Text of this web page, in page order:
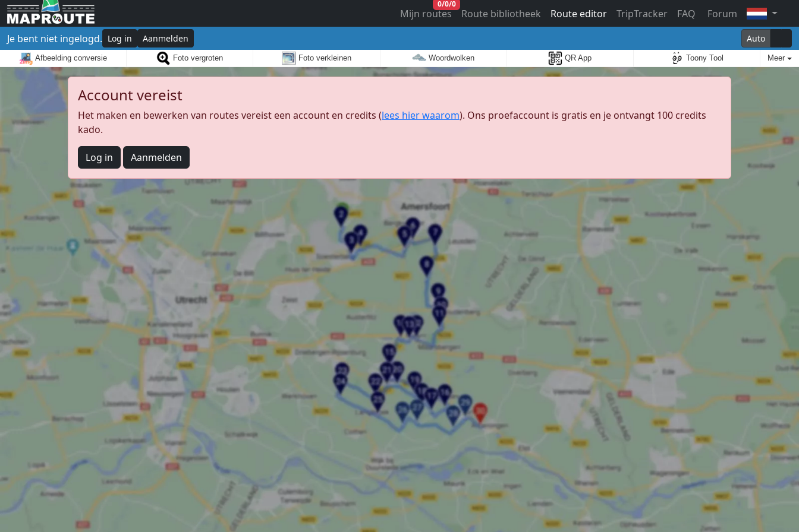
Mijn routes
0/0/0
Route bibliotheek Route editor TripTracker FAQ
Forum
Je bent niet ingelogd. Log in Aanmelden Auto
Afbeelding conversie Foto vergroten Foto verkleinen Woordwolken QR App Toony Tool Meer
Account vereist
Het maken en bewerken van routes vereist een account en credits (lees hier waarom). Ons proefaccount is gratis en je ontvangt 100 credits
kado.
Log in Aanmelden